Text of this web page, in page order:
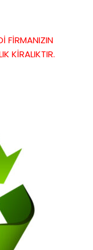
FİRMANIZIN
KİRALIKTIR.